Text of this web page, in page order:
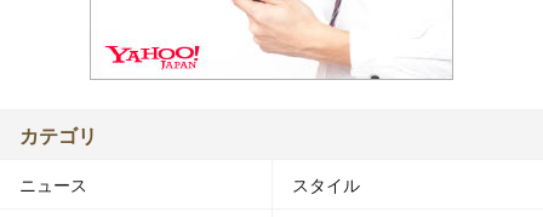
カテゴリ
ニュース スタイル